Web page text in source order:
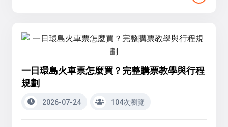
一日環島火車票怎麼買？完整購票教學與行程
規劃
2026-07-24 104次瀏覽